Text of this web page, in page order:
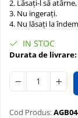
2. Lăsați-l să
3. Nu ingerați.
4. Nu lăsați la
IN STOC
Durata de livrare:
Cod Produs: